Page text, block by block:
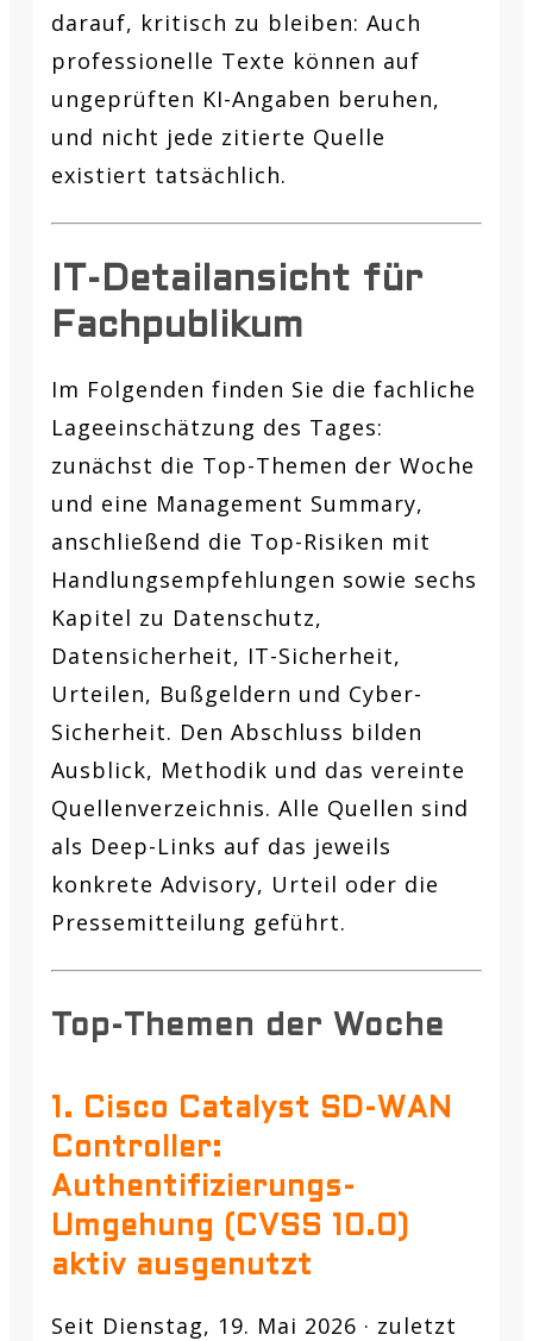
darauf, kritisch zu bleiben: Auch
professionelle Texte können auf
ungeprüften KI-Angaben beruhen,
und nicht jede zitierte Quelle
existiert tatsächlich.
IT-Detailansicht für
Fachpublikum
Im Folgenden finden Sie die fachliche
Lageeinschätzung des Tages:
zunächst die Top-Themen der Woche
und eine Management Summary,
anschließend die Top-Risiken mit
Handlungsempfehlungen sowie sechs
Kapitel zu Datenschutz,
Datensicherheit, IT-Sicherheit,
Urteilen, Bußgeldern und Cyber-
Sicherheit. Den Abschluss bilden
Ausblick, Methodik und das vereinte
Quellenverzeichnis. Alle Quellen sind
als Deep-Links auf das jeweils
konkrete Advisory, Urteil oder die
Pressemitteilung geführt.
Top-Themen der Woche
1. Cisco Catalyst SD-WAN
Controller:
Authentifizierungs-
Umgehung (CVSS 10.0)
aktiv ausgenutzt
Seit Dienstag, 19. Mai 2026 · zuletzt